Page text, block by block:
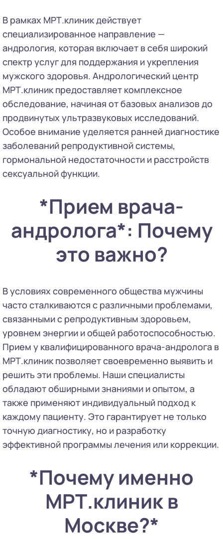
В рамках МРТ.клиник действует
специализированное направление —
андрология, которая включает в себя широкий
спектр услуг для поддержания и укрепления
мужского здоровья. Андрологический центр
МРТ.клиник предоставляет комплексное
обследование, начиная от базовых анализов до
продвинутых ультразвуковых исследований.
Особое внимание уделяется ранней диагностике
заболеваний репродуктивной системы,
гормональной недостаточности и расстройств
сексуальной функции.
*Прием врача-
андролога*: Почему
это важно?
В условиях современного общества мужчины
часто сталкиваются с различными проблемами,
связанными с репродуктивным здоровьем,
уровнем энергии и общей работоспособностью.
Прием у квалифицированного врача-андролога в
МРТ.клиник позволяет своевременно выявить и
решить эти проблемы. Наши специалисты
обладают обширными знаниями и опытом, а
также применяют индивидуальный подход к
каждому пациенту. Это гарантирует не только
точную диагностику, но и разработку
эффективной программы лечения или коррекции.
*Почему именно
МРТ.клиник в
Москве?*